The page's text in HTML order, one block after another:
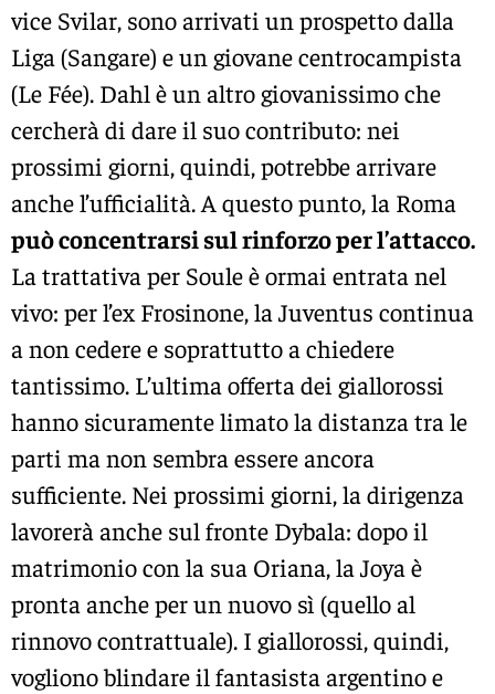
vice Svilar, sono arrivati un prospetto dalla
Liga (Sangare) e un giovane centrocampista
(Le Fée). Dahl è un altro giovanissimo che
cercherà di dare il suo contributo: nei
prossimi giorni, quindi, potrebbe arrivare
anche l’ufficialità. A questo punto, la Roma
può concentrarsi sul rinforzo per l’attacco.
La trattativa per Soule è ormai entrata nel
vivo: per l’ex Frosinone, la Juventus continua
a non cedere e soprattutto a chiedere
tantissimo. L’ultima offerta dei giallorossi
hanno sicuramente limato la distanza tra le
parti ma non sembra essere ancora
sufficiente. Nei prossimi giorni, la dirigenza
lavorerà anche sul fronte Dybala: dopo il
matrimonio con la sua Oriana, la Joya è
pronta anche per un nuovo sì (quello al
rinnovo contrattuale). I giallorossi, quindi,
vogliono blindare il fantasista argentino e